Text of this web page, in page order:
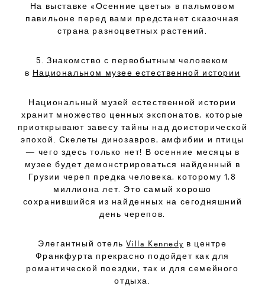
На выставке «Осенние цветы» в пальмовом
павильоне перед вами предстанет сказочная
страна разноцветных растений.
5. Знакомство с первобытным человеком
в Национальном музее естественной истории
Национальный музей естественной истории
хранит множество ценных экспонатов, которые
приоткрывают завесу тайны над доисторической
эпохой. Скелеты динозавров, амфибии и птицы
— чего здесь только нет! В осенние месяцы в
музее будет демонстрироваться найденный в
Грузии череп предка человека, которому 1,8
миллиона лет. Это самый хорошо
сохранившийся из найденных на сегодняшний
день черепов.
Элегантный отельVilla Kennedy в центре
Франкфурта прекрасно подойдет как для
романтической поездки, так и для семейного
отдыха.